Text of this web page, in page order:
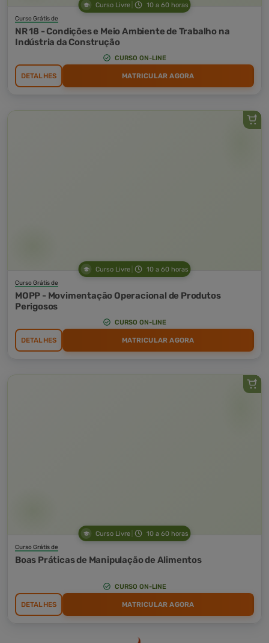
Curso Livre 10 a 60 horas
Curso Grátis de
NR 18 - Condições e Meio Ambiente de Trabalho na
Indústria da Construção
CURSO ON-LINE
DETALHES MATRICULAR AGORA
Curso Livre 10 a 60 horas
Curso Grátis de
MOPP - Movimentação Operacional de Produtos
Perigosos
CURSO ON-LINE
DETALHES MATRICULAR AGORA
Curso Livre 10 a 60 horas
Curso Grátis de
Boas Práticas de Manipulação de Alimentos
CURSO ON-LINE
DETALHES MATRICULAR AGORA